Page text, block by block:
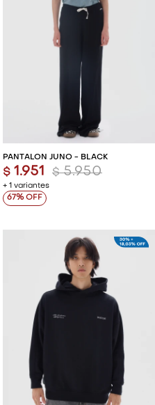
PANTALÓN JUNO - BLACK
+ 1 variantes
$ 1.951 $ 5.950
67